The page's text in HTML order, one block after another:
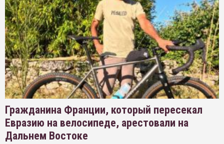
Гражданина Франции, который пересекал
Евразию на велосипеде, арестовали на
Дальнем Востоке